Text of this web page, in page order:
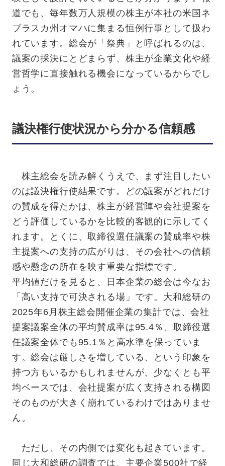
道でも、毎年数万人規模の株主が本社の米国ネ
ブラスカ州オマハに集まる恒例行事として扱わ
れています。総会が「祭典」と呼ばれるのは、
議案の採決にとどまらず、株主が企業文化や経
営哲学に直接触れる機会になっているからでし
ょう。
議決権行使状況から分かる信頼感
株主総会を読み解くうえで、まず注目したい
のは議決権行使結果です。どの議案がどれだけ
の賛成を得たかは、株主が経営陣や会社提案を
どう評価しているかを比較的客観的に示してく
れます。とくに、取締役選任議案の賛成率や株
主提案への支持の広がりは、その会社への信頼
感や懸念の所在を映す重要な指標です。
平均値だけを見ると、日本企業の総会は今なお
「高い支持で可決される場」です。大和総研の
2025年6月株主総会開催企業の集計では、会社
提案議案全体の平均賛成率は95.4％、取締役選
任議案全体でも95.1％と高水準を保っていま
す。総会は厳しさを増している、という印象を
持つ方もいるかもしれませんが、少なくとも平
均ベースでは、会社提案が広く支持される構図
そのものが大きく崩れているわけではありませ
ん。
ただし、その内側では変化も起きています。
同じ大和総研の調査では、主要企業500社で経